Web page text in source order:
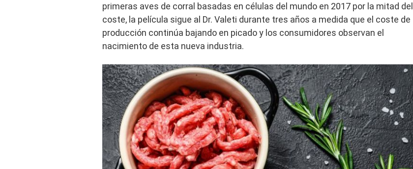
primeras aves de corral basadas en células del mundo en 2017 por la mitad del
coste, la película sigue al Dr. Valeti durante tres años a medida que el coste de
producción continúa bajando en picado y los consumidores observan el
nacimiento de esta nueva industria.